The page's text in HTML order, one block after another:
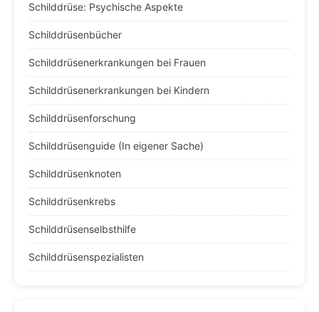
Schilddrüse: Psychische Aspekte
Schilddrüsenbücher
Schilddrüsenerkrankungen bei Frauen
Schilddrüsenerkrankungen bei Kindern
Schilddrüsenforschung
Schilddrüsenguide (In eigener Sache)
Schilddrüsenknoten
Schilddrüsenkrebs
Schilddrüsenselbsthilfe
Schilddrüsenspezialisten